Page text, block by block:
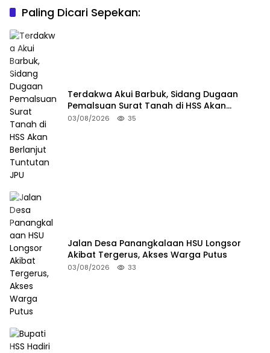
Paling Dicari Sepekan:
Terdakwa Akui Barbuk, Sidang Dugaan
Pemalsuan Surat Tanah di HSS Akan
Berlanjut Tuntutan JPU
03/08/2026 35
Jalan Desa Panangkalaan HSU Longsor
Akibat Tergerus, Akses Warga Putus
03/08/2026 33